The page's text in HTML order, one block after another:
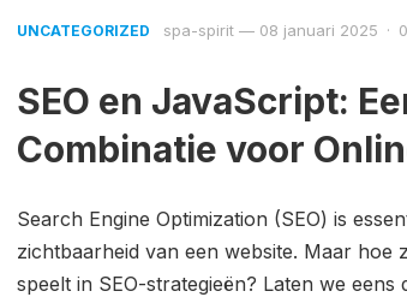
UNCATEGORIZED spa-spirit — 08 januari 2025 ·
SEO en JavaScript:
Combinatie voor
Search Engine Optimization (SEO) is
zichtbaarheid van een website. Maar
speelt in SEO-strategieën? Laten we